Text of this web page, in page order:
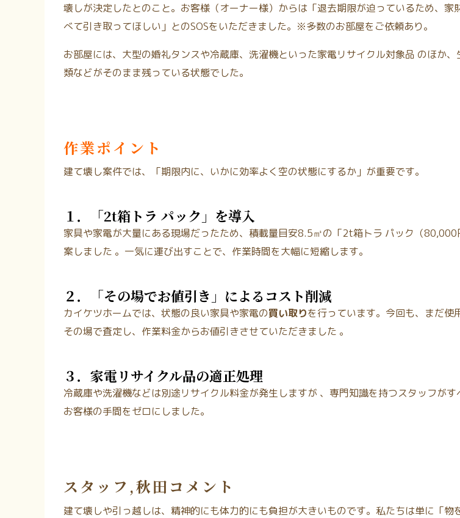
壊しが決定したとのこと。お客様（オーナー様）からは「退去期限が迫っているため、家
べて引き取ってほしい」とのSOSをいただきました。 ※多数のお部屋をご依頼あり。
お部屋には、大型の婚礼タンスや冷蔵庫、洗濯機といった家電リサイクル対象品 のほか、
類などがそのまま残っている状態でした。
作業ポイント
建て壊し案件では、「期限内に、いかに効率よく空の状態にするか」が重要です。
１．「2t箱トラ パック」を導入
家具や家電が大量にある現場だったため、積載量目安8.5㎥の「2t箱トラ パック（80,000
案しました 。一気に運び出すことで、作業時間を大幅に短縮します。
２．「その場でお値引き」によるコスト削減
カイケツホームでは、状態の良い家具や家電の買い取りを行っています。今回も、まだ使
その場で査定し、作業料金からお値引きさせていただきました 。
３．家電リサイクル品の適正処理
冷蔵庫や洗濯機などは別途リサイクル料金が発生しますが 、専門知識を持つスタッフがす
お客様の手間をゼロにしました。
スタッフ,秋田コメント
建て壊しや引っ越しは、精神的にも体力的にも負担が大きいものです。私たちは単に「物